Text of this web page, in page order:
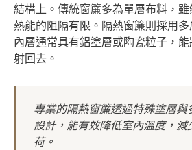
結構上。傳統窗簾多為單層布料，
熱能的阻隔有限。隔熱窗簾則採用多
內層通常具有鋁塗層或陶瓷粒子，能
射回去。
專業的隔熱窗簾透過特殊塗層與
設計，能有效降低室內溫度，減
荷。